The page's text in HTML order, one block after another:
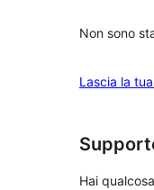
Non sono
Lascia la
Hai